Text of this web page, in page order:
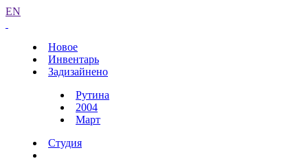
EN
Новое
Инвентарь
Задизайнено
Рутина
2004
Март
Студия